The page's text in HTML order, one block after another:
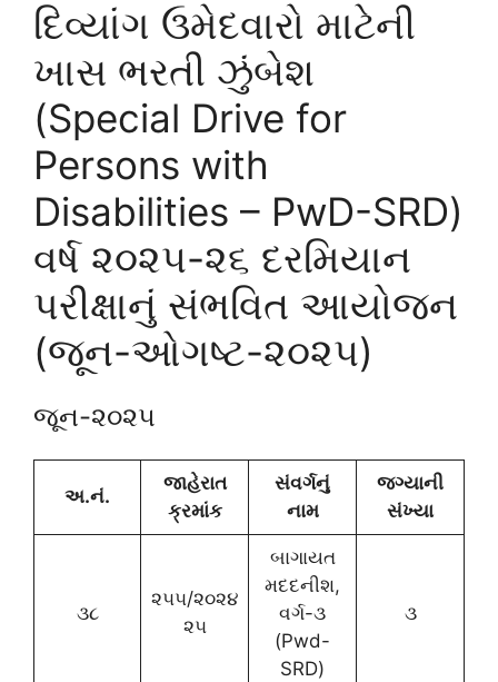
દિવ્યાંગ ઉમેદવારો માટેની
ખાસ ભરતી ઝુંબેશ
(Special Drive for
Persons with
Disabilities – PwD-SRD)
વર્ષ ૨૦૨૫-૨૬ દરમિયાન
પરીક્ષાનું સંભવિત આયોજન
(જૂન-ઓગષ્ટ-૨૦૨૫)
જૂન-૨૦૨૫
અ.નં.
જાહેરાત
ક્રમાંક
સંવર્ગનું
નામ
જગ્યાની
સંખ્યા
૩૮
૨૫૫/૨૦૨૪
૨૫
બાગાયત
મદદનીશ,
વર્ગ-૩
(Pwd-
SRD)
૩